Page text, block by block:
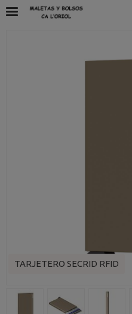
TARJETERO SECRID RFID